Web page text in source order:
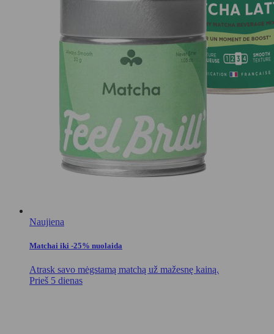
Naujiena
Matchai iki -25% nuolaida
Atrask savo mėgstamą matchą už mažesnę kainą.
Prieš 5 dienas